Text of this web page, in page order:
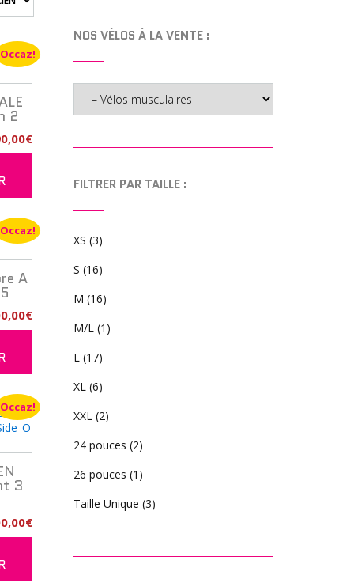
Occaz!
2
€Le
prix
290,00€.
Occaz!
A
€Le
prix
900,00€.
Occaz!
3
€Le
prix
NOS VÉLOS À LA VENTE :
FILTRER PAR TAILLE :
XS (3)
S (16)
M (16)
M/L (1)
L (17)
XL (6)
XXL (2)
24 pouces (2)
26 pouces (1)
Taille Unique (3)